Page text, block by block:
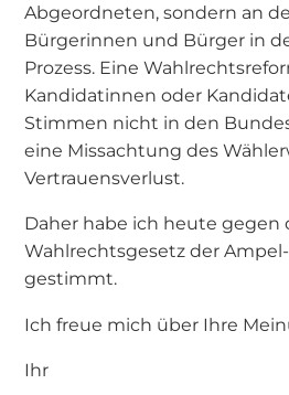
Abgeordneten, sondern an
Bürgerinnen und Bürger in
Prozess. Eine
Kandidatinnen oder
Stimmen nicht in den
eine Missachtung des
Vertrauensverlust.
Daher habe ich heute gegen
Wahlrechtsgesetz der
gestimmt.
Ich freue mich über Ihre
Ihr